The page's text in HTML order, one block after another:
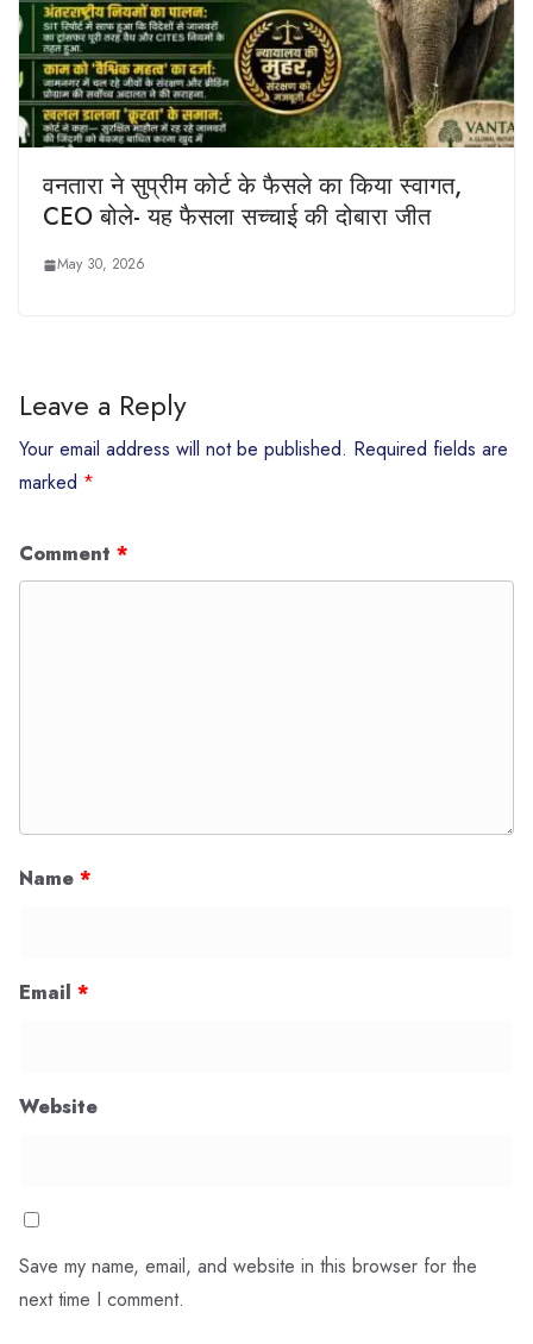
वनतारा ने सुप्रीम कोर्ट के फैसले का क‍िया स्‍वागत,
CEO बोले- यह फैसला सच्चाई की दोबारा जीत
May 30, 2026
Leave a Reply
Your email address will not be published. Required fields are
marked *
Comment *
Name *
Email *
Website
Save my name, email, and website in this browser for the
next time I comment.